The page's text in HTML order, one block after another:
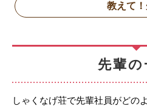
教えて
先輩の
しゃくなげ荘で先輩社員がどの